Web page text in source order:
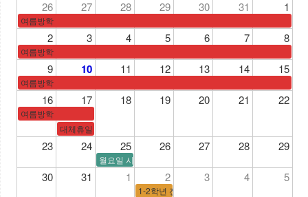
26 27 28 29 30 31 1
여름방학
2 3 4 5 6 7 8
여름방학
9 10 11 12 13 14 15
여름방학
16 17 18 19 20 21 22
여름방학
대체휴일
23 24 25 26 27 28 29
월요일 시간표
30 31 1 2 3 4 5
1-2학년 전국연합학력평가/3학년 수능모의고